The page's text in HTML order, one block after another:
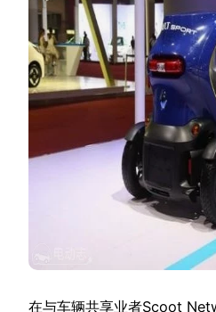
在与车辆共享业者Scoot